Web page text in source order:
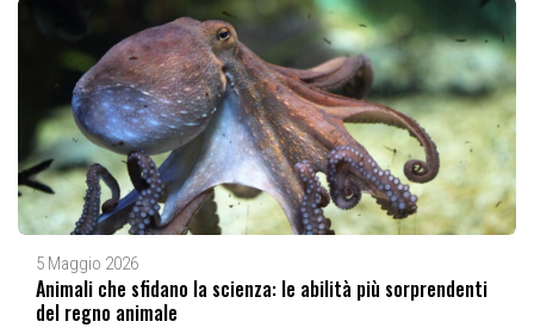
5 Maggio 2026
Animali che sfidano la scienza: le abilità più sorprendenti
del regno animale